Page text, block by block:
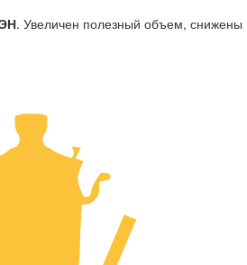
. Увеличен полезный объем, снижены